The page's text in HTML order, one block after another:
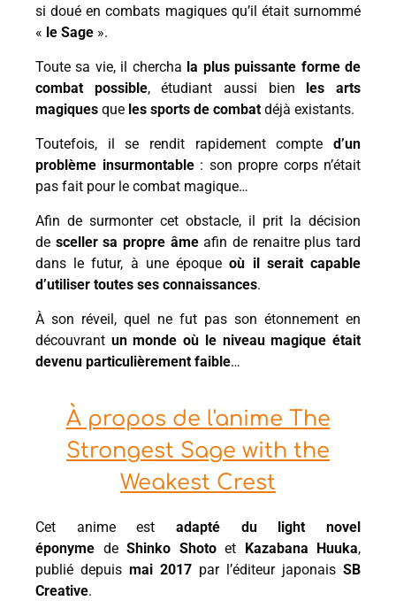
si doué en combats magiques qu’il était surnommé
« le Sage ».
Toute sa vie, il chercha la plus puissante forme de
combat possible, étudiant aussi bien
les arts
magiques que les sports de combat déjà existants.
Toutefois, il se rendit rapidement compte d’un
problème insurmontable: son propre corps n’était
pas fait pour le combat magique…
Afin de surmonter cet obstacle, il prit la décision
de sceller sa propre âmeafin de renaitre plus tard
dans le futur, à une époque où il serait capable
d’utiliser toutes ses connaissances.
À son réveil, quel ne fut pas son étonnement en
découvrant un monde où le niveau magique était
devenu particulièrement faible…
À propos de l'anime The
Strongest Sage with the
Weakest Crest
Cet anime est adapté du light novel
éponyme de Shinko Shotoet Kazabana Huuka,
publié depuis mai 2017 par l’éditeur japonais SB
Creative.